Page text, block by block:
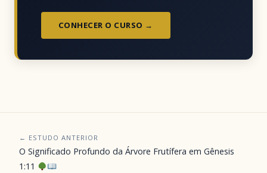
CONHECER O CURSO →
← ESTUDO ANTERIOR
O Significado Profundo da Árvore Frutífera em Gênesis
1:11